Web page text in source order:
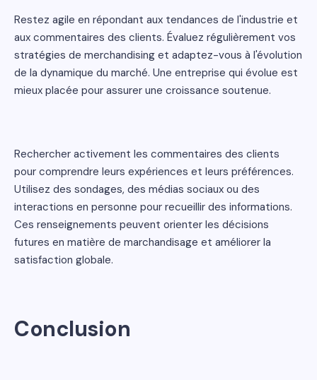
Restez agile en répondant aux tendances de l'industrie et
aux commentaires des clients. Évaluez régulièrement vos
stratégies de merchandising et adaptez-vous à l'évolution
de la dynamique du marché. Une entreprise qui évolue est
mieux placée pour assurer une croissance soutenue.
Rechercher activement les commentaires des clients
pour comprendre leurs expériences et leurs préférences.
Utilisez des sondages, des médias sociaux ou des
interactions en personne pour recueillir des informations.
Ces renseignements peuvent orienter les décisions
futures en matière de marchandisage et améliorer la
satisfaction globale.
Conclusion